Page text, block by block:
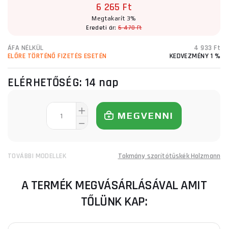
6 265 Ft
Megtakarít 3%
Eredeti ár:6 470 Ft
ÁFA NÉLKÜL
4 933 Ft
ELŐRE TÖRTÉNŐ FIZETÉS ESETÉN
KEDVEZMÉNY 1 %
ELÉRHETŐSÉG: 14 nap
MEGVENNI
TOVÁBBI MODELLEK Tokmány szorítótüskék Holzmann
A TERMÉK MEGVÁSÁRLÁSÁVAL AMIT
TŐLÜNK KAP: